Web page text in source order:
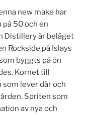
new make har
på 50 och en
Distillery är beläget
Rockside på Islays
byggts på ön
Kornet till
som lever där och
Spriten som
av nya och